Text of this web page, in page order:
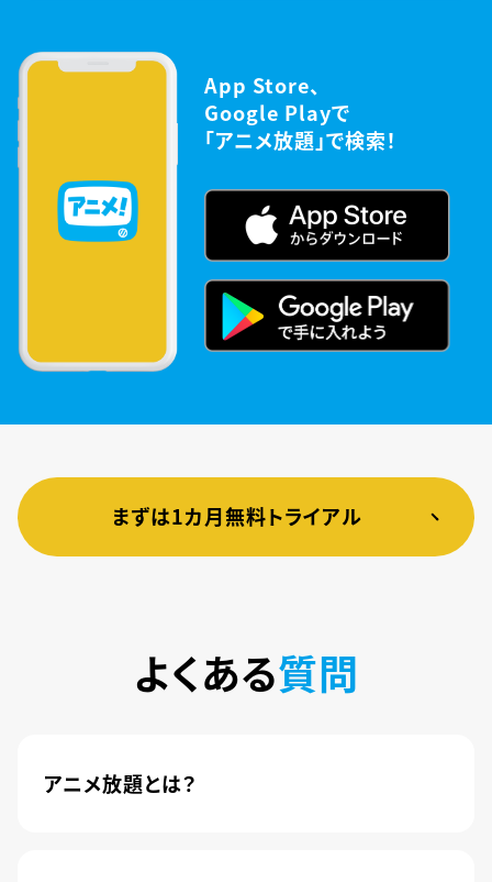
App Store、
Google Playで
「アニメ放題」で検索！
まずは1カ月無料トライアル
よくある質問
アニメ放題とは？